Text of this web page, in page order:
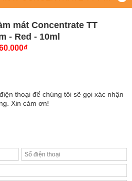
mát Concentrate TT
- Red - 10ml
₫
thoại để chúng tôi sẽ gọi xác nhận
Xin cảm ơn!